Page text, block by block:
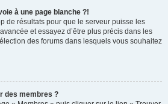
à une page blanche ?!
de résultats pour que le serveur puisse les
et essayez d’être plus précis dans les
des forums dans lesquels vous souhaitez
des membres ?